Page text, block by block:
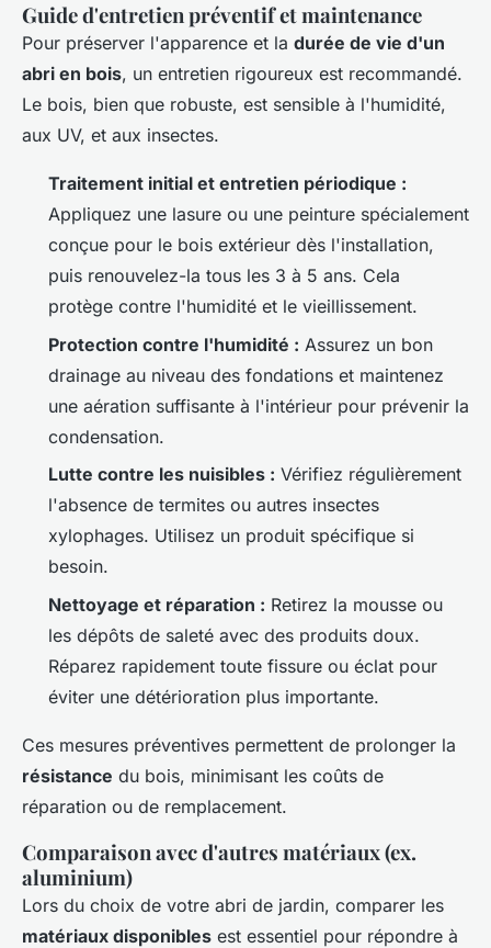
Guide d'entretien préventif et maintenance
Pour préserver l'apparence et la durée de vie d'un
abri en bois, un entretien rigoureux est recommandé.
Le bois, bien que robuste, est sensible à l'humidité,
aux UV, et aux insectes.
Traitement initial et entretien périodique :
Appliquez une lasure ou une peinture spécialement
conçue pour le bois extérieur dès l'installation,
puis renouvelez-la tous les 3 à 5 ans. Cela
protège contre l'humidité et le vieillissement.
Protection contre l'humidité : Assurez un bon
drainage au niveau des fondations et maintenez
une aération suffisante à l'intérieur pour prévenir la
condensation.
Lutte contre les nuisibles : Vérifiez régulièrement
l'absence de termites ou autres insectes
xylophages. Utilisez un produit spécifique si
besoin.
Nettoyage et réparation : Retirez la mousse ou
les dépôts de saleté avec des produits doux.
Réparez rapidement toute fissure ou éclat pour
éviter une détérioration plus importante.
Ces mesures préventives permettent de prolonger la
résistance du bois, minimisant les coûts de
réparation ou de remplacement.
Comparaison avec d'autres matériaux (ex.
aluminium)
Lors du choix de votre abri de jardin, comparer les
matériaux disponibles est essentiel pour répondre à